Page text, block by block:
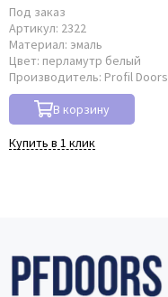
Под заказ
Артикул: 2322
Материал: эмаль
Цвет: перламутр белый
Производитель: Profil Doors
В корзину
Купить в 1 клик